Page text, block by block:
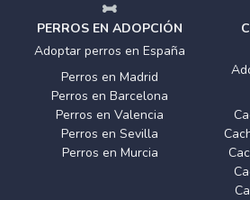
PERROS EN ADOPCIÓN
Adoptar perros en España
Perros en Madrid
Perros en Barcelona
Perros en Valencia
Perros en Sevilla
Perros en Murcia